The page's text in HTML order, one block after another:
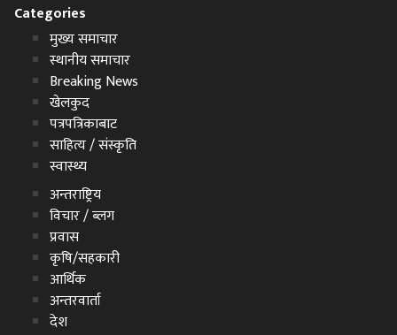
Categories
मुख्य समाचार
स्थानीय समाचार
Breaking News
खेलकुद
पत्रपत्रिकाबाट
साहित्य / संस्कृति
स्वास्थ्य
अन्तराष्ट्रिय
विचार / ब्लग
प्रवास
कृषि/सहकारी
आर्थिक
अन्तरवार्ता
देश